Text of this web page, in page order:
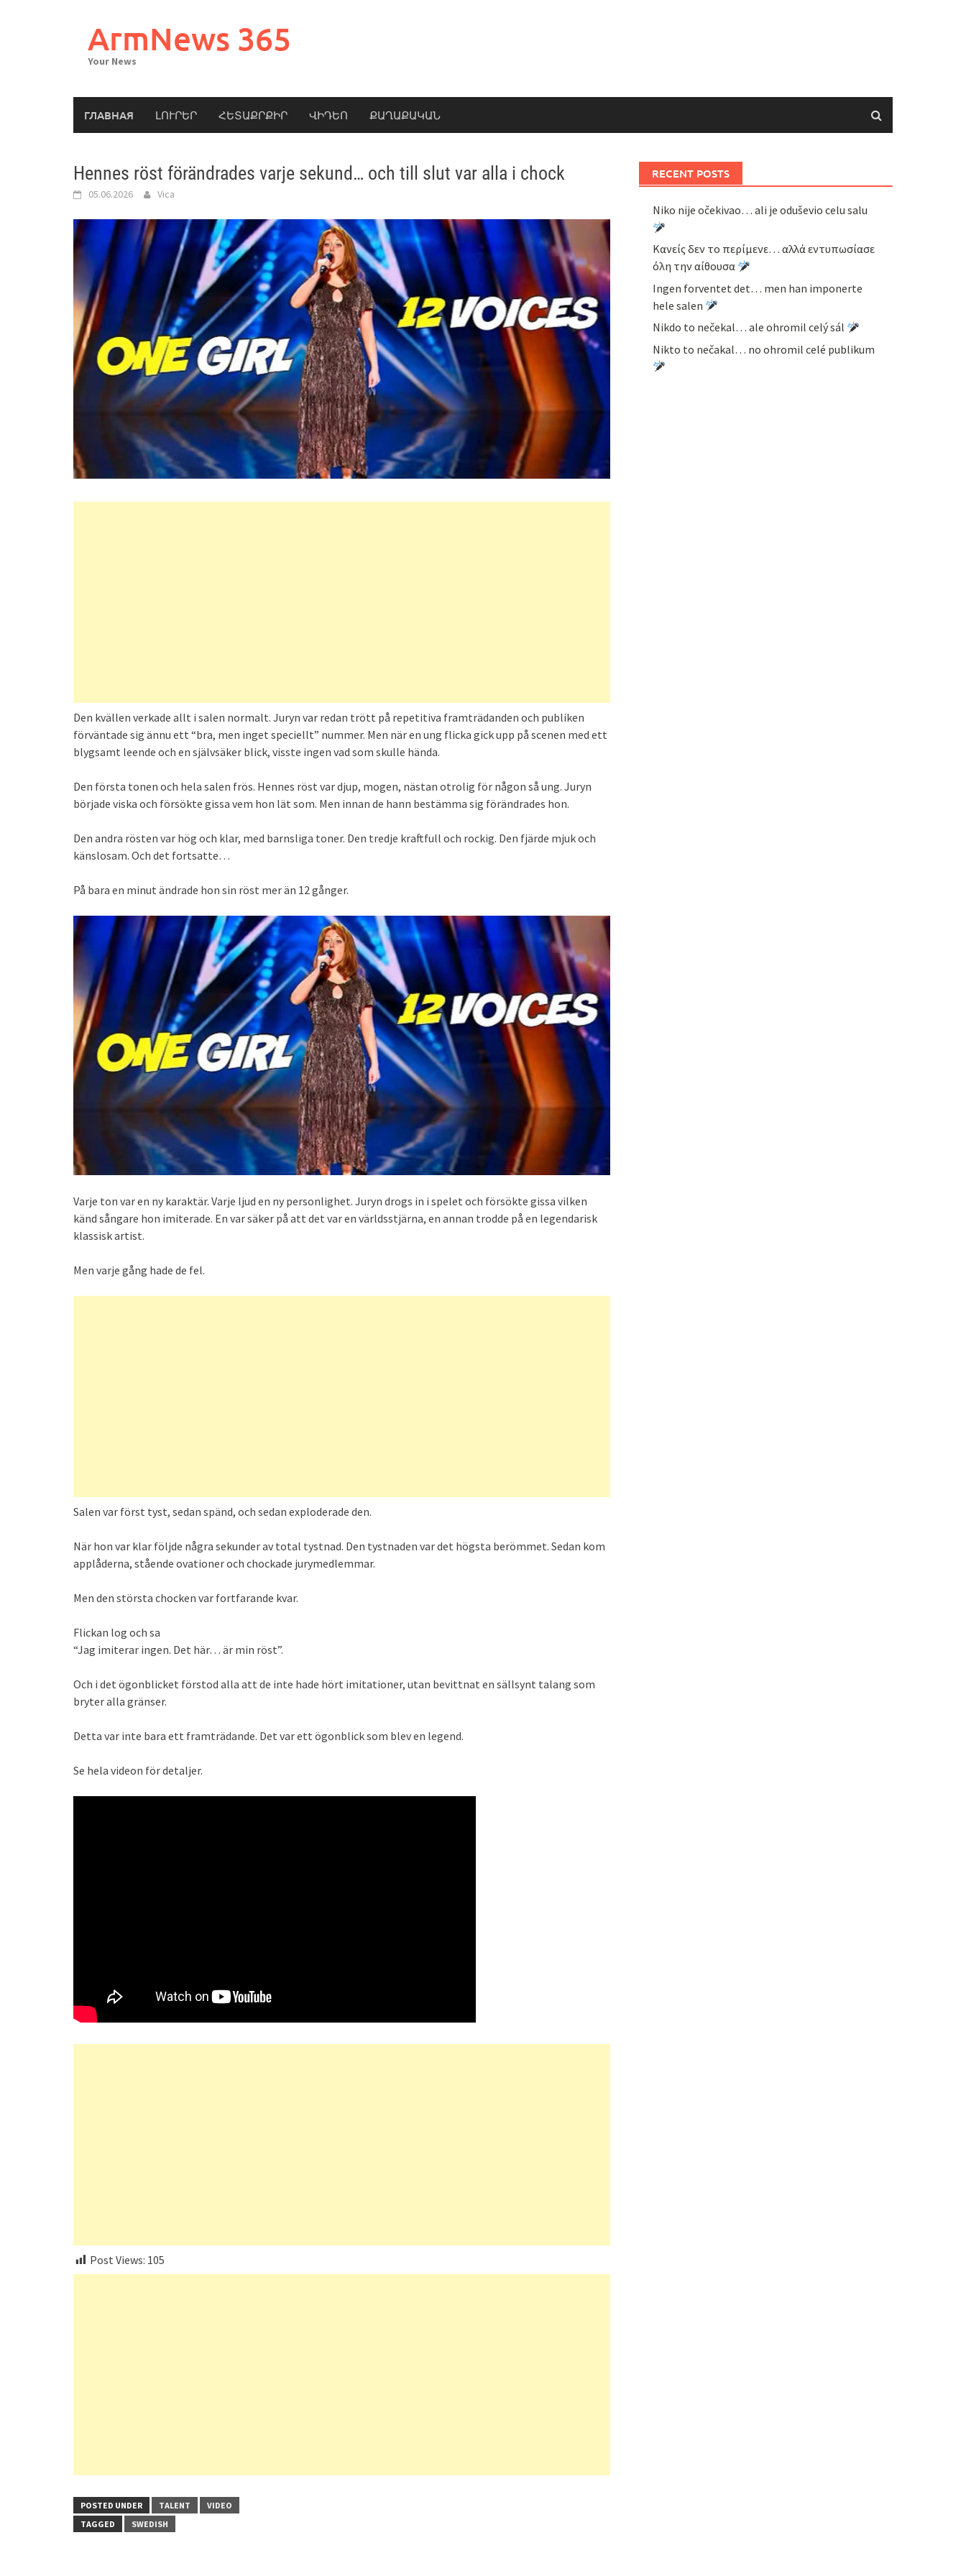
ArmNews 365
Your News
ГЛАВНАЯ ԼՈՒՐԵՐ ՀԵՏԱՔՐՔԻՐ ՎԻԴԵՈ ՔԱՂԱՔԱԿԱՆ
Hennes röst förändrades varje sekund… och till slut var alla i chock
05.06.2026 Vica
Den kvällen verkade allt i salen normalt. Juryn var redan trött på repetitiva framträdanden och publiken
förväntade sig ännu ett “bra, men inget speciellt” nummer. Men när en ung flicka gick upp på scenen med ett
blygsamt leende och en självsäker blick, visste ingen vad som skulle hända.
Den första tonen och hela salen frös. Hennes röst var djup, mogen, nästan otrolig för någon så ung. Juryn
började viska och försökte gissa vem hon lät som. Men innan de hann bestämma sig förändrades hon.
Den andra rösten var hög och klar, med barnsliga toner. Den tredje kraftfull och rockig. Den fjärde mjuk och
känslosam. Och det fortsatte…
På bara en minut ändrade hon sin röst mer än 12 gånger.
Varje ton var en ny karaktär. Varje ljud en ny personlighet. Juryn drogs in i spelet och försökte gissa vilken
känd sångare hon imiterade. En var säker på att det var en världsstjärna, en annan trodde på en legendarisk
klassisk artist.
Men varje gång hade de fel.
Salen var först tyst, sedan spänd, och sedan exploderade den.
När hon var klar följde några sekunder av total tystnad. Den tystnaden var det högsta berömmet. Sedan kom
applåderna, stående ovationer och chockade jurymedlemmar.
Men den största chocken var fortfarande kvar.
Flickan log och sa
“Jag imiterar ingen. Det här… är min röst”.
Och i det ögonblicket förstod alla att de inte hade hört imitationer, utan bevittnat en sällsynt talang som
bryter alla gränser.
Detta var inte bara ett framträdande. Det var ett ögonblick som blev en legend.
Se hela videon för detaljer.
Post Views: 105
POSTED UNDER TALENT
VIDEO
TAGGED
SWEDISH
RECENT POSTS
Niko nije očekivao… ali je oduševio celu salu
Κανείς δεν το περίμενε… αλλά εντυπωσίασε
όλη την αίθουσα
Ingen forventet det… men han imponerte
hele salen
Nikdo to nečekal… ale ohromil celý sál
Nikto to nečakal… no ohromil celé publikum